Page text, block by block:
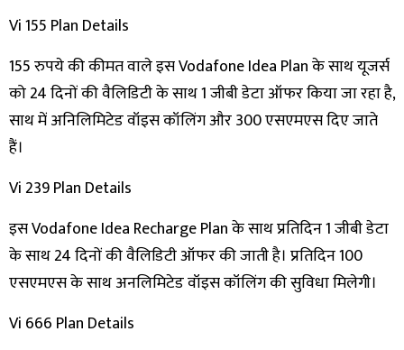
Vi 155 Plan Details
155 रुपये की कीमत वाले इस Vodafone Idea Plan के साथ यूजर्स
को 24 दिनों की वैलिडिटी के साथ 1 जीबी डेटा ऑफर किया जा रहा है,
साथ में अनिलिमिटेड वॉइस कॉलिंग और 300 एसएमएस दिए जाते
हैं।
Vi 239 Plan Details
इस Vodafone Idea Recharge Plan के साथ प्रतिदिन 1 जीबी डेटा
के साथ 24 दिनों की वैलिडिटी ऑफर की जाती है। प्रतिदिन 100
एसएमएस के साथ अनलिमिटेड वॉइस कॉलिंग की सुविधा मिलेगी।
Vi 666 Plan Details